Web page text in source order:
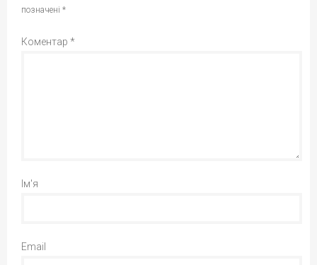
позначені *
Коментар *
Ім'я
Email